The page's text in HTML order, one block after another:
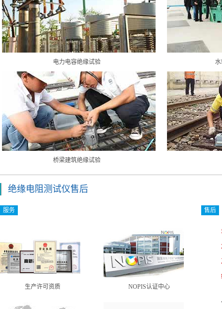
电力电容绝缘试验
桥梁建筑绝缘试验
绝缘电阻测试仪售后
服务
生产许可资质 NOPIS认证中心
售后